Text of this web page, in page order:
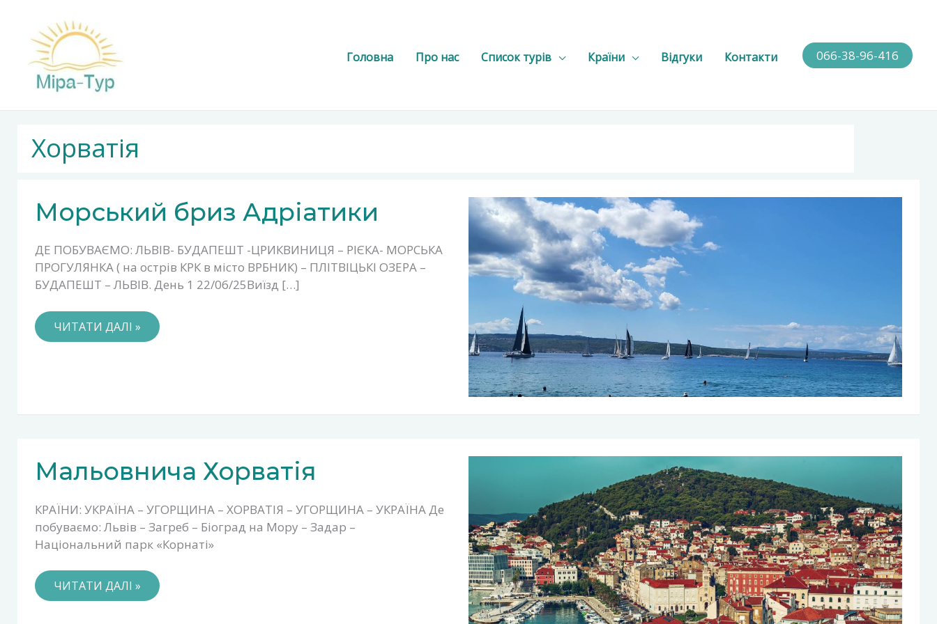
вмісту
Головна Про нас Список турів Країни Відгуки Контакти 066-38-96-416
Хорватія
Морський бриз Адріатики
ДЕ ПОБУВАЄМО: ЛЬВІВ- БУДАПЕШТ -ЦРИКВИНИЦЯ – РІЄКА- МОРСЬКА
ПРОГУЛЯНКА ( на острів КРК в місто ВРБНИК) – ПЛІТВІЦЬКІ ОЗЕРА –
БУДАПЕШТ – ЛЬВІВ. День 1 22/06/25Виїзд […]
МОРСЬКИЙ
БРИЗ
АДРІАТИКИ
ЧИТАТИ ДАЛІ »
Мальовнича Хорватія
КРАЇНИ: УКРАЇНА – УГОРЩИНА – ХОРВАТІЯ – УГОРЩИНА – УКРАЇНА Де
побуваємо: Львів – Загреб – Біоград на Мору – Задар –
Національний парк «Корнаті»
МАЛЬОВНИЧА
ХОРВАТІЯ
ЧИТАТИ ДАЛІ »